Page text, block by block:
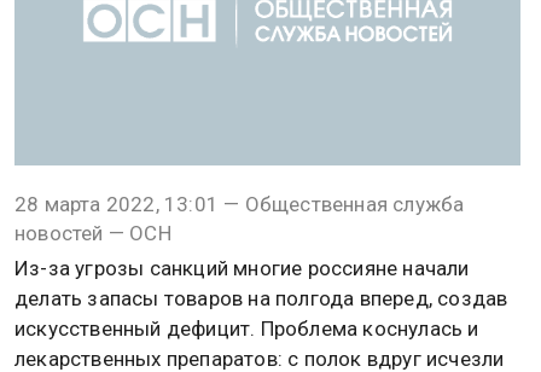
28 марта 2022, 13:01 — Общественная служба
новостей — ОСН
Из-за угрозы санкций многие россияне начали
делать запасы товаров на полгода вперед, создав
искусственный дефицит. Проблема коснулась и
лекарственных препаратов: с полок вдруг исчезли